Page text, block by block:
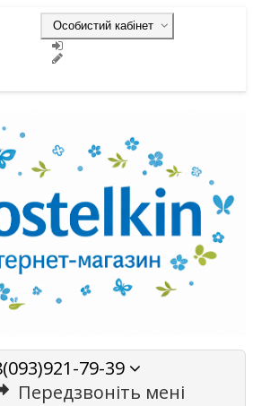
Особистий кабінет
79-39
Передзвоніть мені